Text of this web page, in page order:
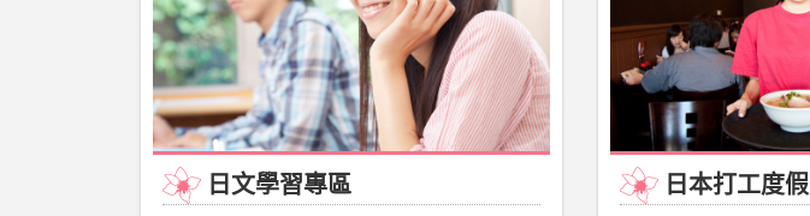
日文學習專區 日本打工度假